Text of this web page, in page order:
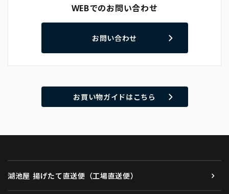
WEBでのお問い合わせ
お問い合わせ
お買い物ガイドはこちら
湖池屋 揚げたて直送便（工場直送便）